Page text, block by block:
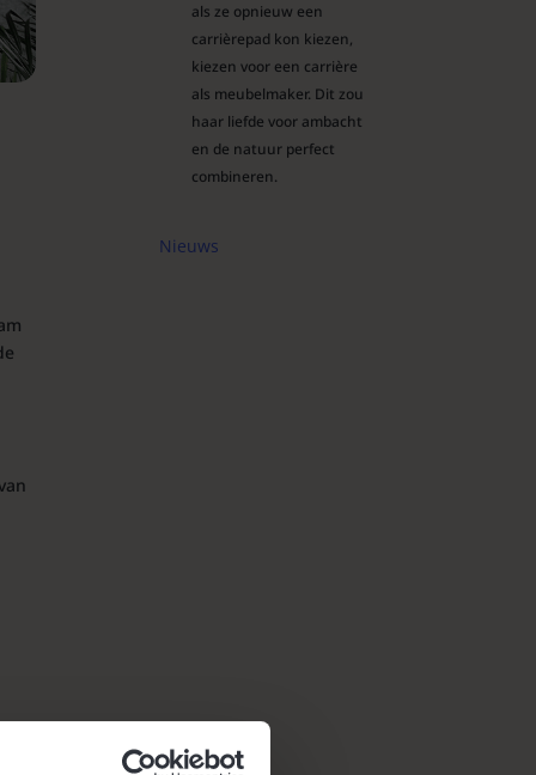
als ze opnieuw een
carrièrepad kon kiezen,
kiezen voor een carrière
als meubelmaker. Dit zou
haar liefde voor ambacht
en de natuur perfect
combineren.
Nieuws